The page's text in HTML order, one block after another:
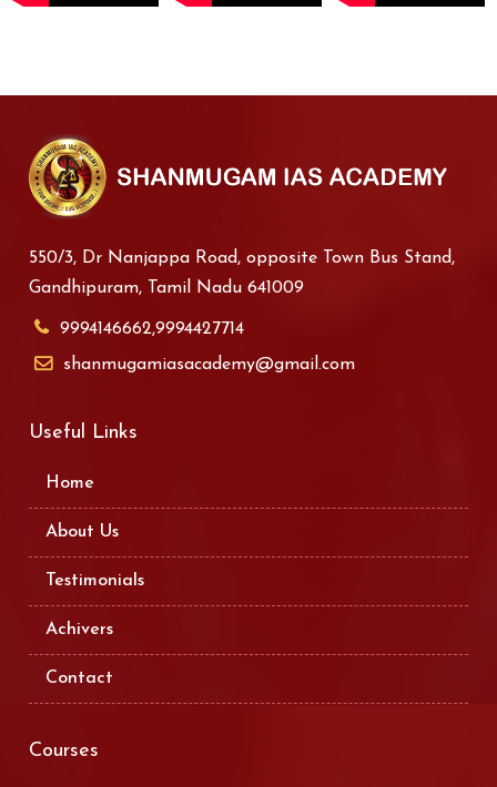
550/3, Dr Nanjappa Road, opposite Town Bus Stand,
Gandhipuram, Tamil Nadu 641009
9994146662,9994427714
shanmugamiasacademy@gmail.com
Useful Links
Home
About Us
Testimonials
Achivers
Contact
Courses